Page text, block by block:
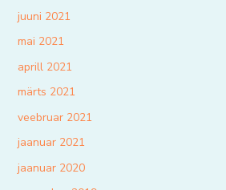
juuni 2021
mai 2021
aprill 2021
märts 2021
veebruar 2021
jaanuar 2021
jaanuar 2020